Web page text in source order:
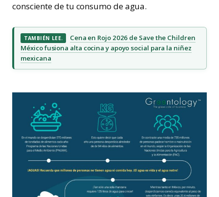
consciente de tu consumo de agua.
TAMBIÉN LEE.
Cena en Rojo 2026 de Save the Children
México fusiona alta cocina y apoyo social para la niñez
mexicana